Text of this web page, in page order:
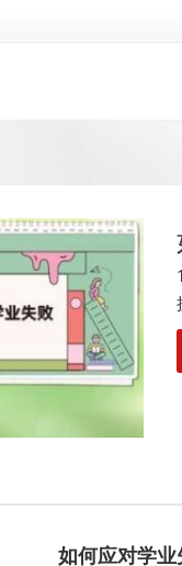
如何应对学业